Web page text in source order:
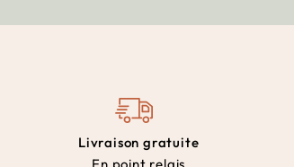
Livraison gratuite